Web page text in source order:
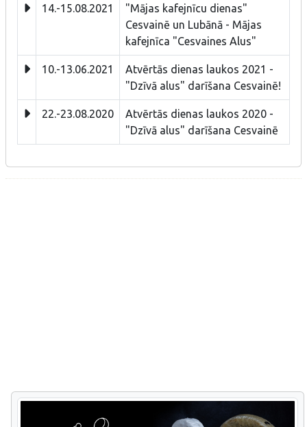
14.-15.08.2021
"Mājas kafejnīcu dienas"
Cesvainē un Lubānā - Mājas
kafejnīca "Cesvaines Alus"
10.-13.06.2021
Atvērtās dienas laukos 2021 -
"Dzīvā alus" darīšana Cesvainē!
22.-23.08.2020
Atvērtās dienas laukos 2020 -
"Dzīvā alus" darīšana Cesvainē